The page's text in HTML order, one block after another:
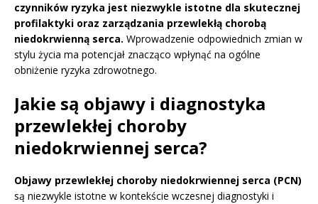
czynników ryzyka jest niezwykle istotne dla skutecznej
profilaktyki oraz zarządzania przewlekłą chorobą
niedokrwienną serca. Wprowadzenie odpowiednich zmian w
stylu życia ma potencjał znacząco wpłynąć na ogólne
obniżenie ryzyka zdrowotnego.
Jakie są objawy i diagnostyka
przewlekłej choroby
niedokrwiennej serca?
Objawy przewlekłej choroby niedokrwiennej serca (PCN)
są niezwykle istotne w kontekście wczesnej diagnostyki i